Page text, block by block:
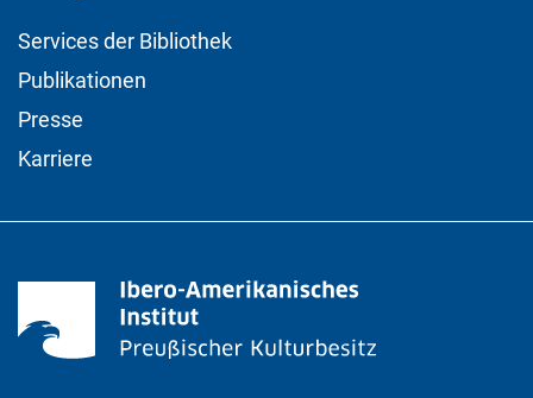
Services der Bibliothek
Publikationen
Presse
Karriere